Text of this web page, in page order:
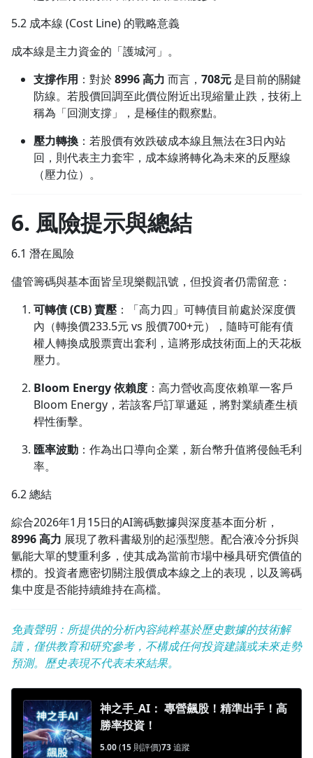
5.2 成本線 (Cost Line) 的戰略意義
成本線是主力資金的「護城河」。
支撐作用 ：對於8996 高力 而言， 708元 是目前的關鍵
防線。若股價回調至此價位附近出現縮量止跌，技術上
稱為「回測支撐」，是極佳的觀察點。
壓力轉換 ：若股價有效跌破成本線且無法在3日內站
回，則代表主力套牢，成本線將轉化為未來的反壓線
（壓力位）。
6. 風險提示與總結
6.1 潛在風險
儘管籌碼與基本面皆呈現樂觀訊號，但投資者仍需留意：
可轉債 (CB) 賣壓：「高力四」可轉債目前處於深度價
內（轉換價233.5元 vs 股價700+元），隨時可能有債
權人轉換成股票賣出套利，這將形成技術面上的天花板
壓力。
Bloom Energy 依賴度 ：高力營收高度依賴單一客戶
Bloom Energy，若該客戶訂單遞延，將對業績產生槓
桿性衝擊。
匯率波動 ：作為出口導向企業，新台幣升值將侵蝕毛利
率。
6.2 總結
綜合2026年1月15日的AI籌碼數據與深度基本面分析，
8996 高力 展現了教科書級別的起漲型態。配合液冷分拆與
氫能大單的雙重利多，使其成為當前市場中極具研究價值的
標的。投資者應密切關注股價成本線之上的表現，以及籌碼
集中度是否能持續維持在高檔。
免責聲明：所提供的分析內容純粹基於歷史數據的技術解
讀，僅供教育和研究參考，不構成任何投資建議或未來走勢
預測。歷史表現不代表未來結果。
神之手_AI： 專營飆股！精準出手！高
勝率投資！
5.00(15 則評價)73追蹤